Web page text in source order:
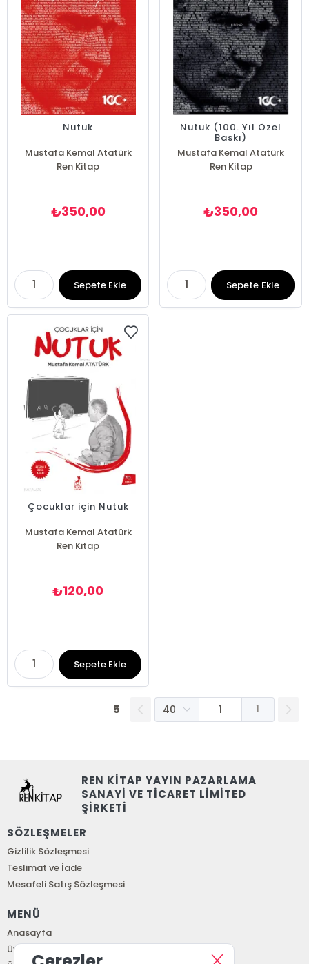
Nutuk
Mustafa Kemal Atatürk
Ren Kitap
₺350,00
Sepete Ekle
Nutuk (100. Yıl Özel
Baskı)
Mustafa Kemal Atatürk
Ren Kitap
₺350,00
Sepete Ekle
Çocuklar için Nutuk
Mustafa Kemal Atatürk
Ren Kitap
₺120,00
Sepete Ekle
5 1
REN KİTAP YAYIN PAZARLAMA
SANAYİ VE TİCARET LİMİTED
ŞİRKETİ
SÖZLEŞMELER
Gizlilik Sözleşmesi
Teslimat ve İade
Mesafeli Satış Sözleşmesi
MENÜ
Anasayfa
Üye Girişi